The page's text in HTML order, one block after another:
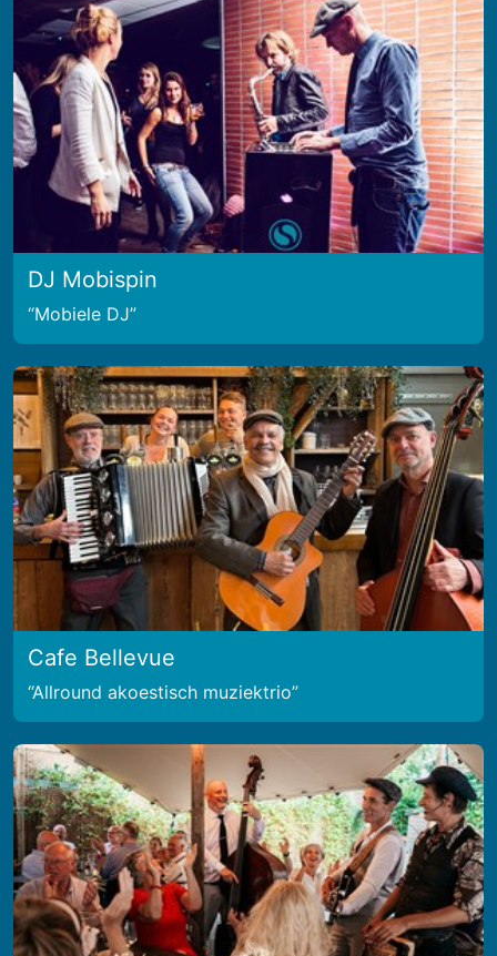
DJ Mobispin
Mobiele DJ
Cafe Bellevue
Allround akoestisch muziektrio